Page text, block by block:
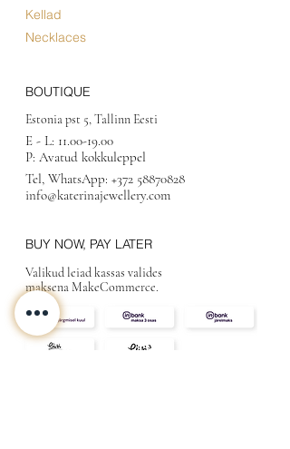
Kellad
Necklaces
BOUTIQUE
Estonia pst 5, Tallinn Eesti
E - L: 11.00-19.00
P: Avatud kokkuleppel
Tel, WhatsApp: +372 58870828
info@katerinajewellery.com
BUY NOW, PAY LATER
Valikud leiad kassas valides
maksena MakeCommerce.